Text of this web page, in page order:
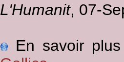
L'Humanit, 07-
En savoir